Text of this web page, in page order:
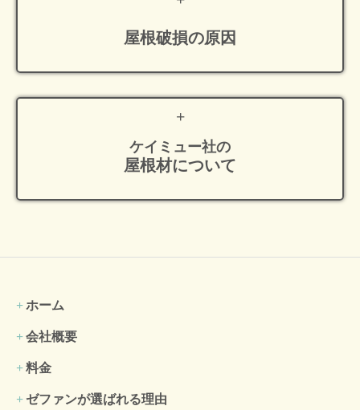
屋根破損の原因
ケイミュー社の
屋根材について
ホーム
会社概要
料金
ゼファンが選ばれる理由